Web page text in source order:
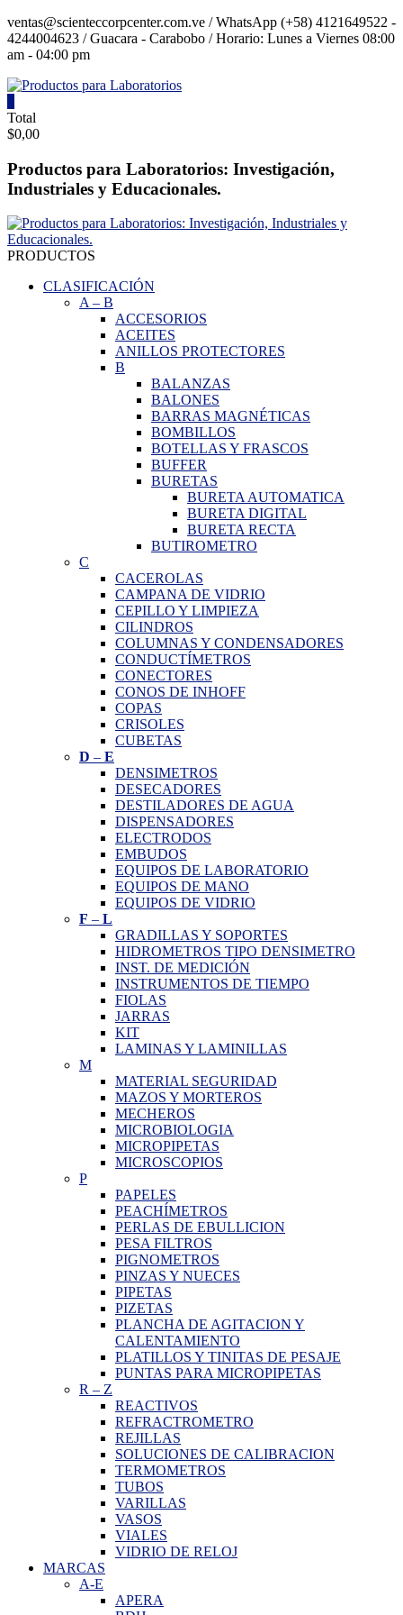
Saltar
contenido
ventas@scienteccorpcenter.com.ve / WhatsApp (+58) 4121649522 -
4244004623 / Guacara - Carabobo / Horario: Lunes a Viernes 08:00
am - 04:00 pm
Productos
para
Laboratorios
Investigación,
y
Educacionales.
Total
$0,00
Productos para Laboratorios: Investigación,
Industriales y Educacionales.
PRODUCTOS
CLASIFICACIÓN
A– B
ACCESORIOS
ACEITES
ANILLOS PROTECTORES
B
BALANZAS
BALONES
BARRAS MAGNÉTICAS
BOMBILLOS
BOTELLAS Y FRASCOS
BUFFER
BURETAS
BURETA AUTOMATICA
BURETA DIGITAL
BURETA RECTA
BUTIROMETRO
C
CACEROLAS
CAMPANA DE VIDRIO
CEPILLO Y LIMPIEZA
CILINDROS
COLUMNAS Y CONDENSADORES
CONDUCTÍMETROS
CONECTORES
CONOS DE INHOFF
COPAS
CRISOLES
CUBETAS
D – E
DENSIMETROS
DESECADORES
DESTILADORES DE AGUA
DISPENSADORES
ELECTRODOS
EMBUDOS
EQUIPOS DE LABORATORIO
EQUIPOS DE MANO
EQUIPOS DE VIDRIO
F – L
GRADILLAS Y SOPORTES
HIDROMETROS TIPO DENSIMETRO
INST. DE MEDICIÓN
INSTRUMENTOS DE TIEMPO
FIOLAS
JARRAS
KIT
LAMINAS Y LAMINILLAS
M
MATERIAL SEGURIDAD
MAZOS Y MORTEROS
MECHEROS
MICROBIOLOGIA
MICROPIPETAS
MICROSCOPIOS
P
PAPELES
PEACHÍMETROS
PERLAS DE EBULLICION
PESA FILTROS
PIGNOMETROS
PINZAS Y NUECES
PIPETAS
PIZETAS
PLANCHA DE AGITACION Y
CALENTAMIENTO
PLATILLOS Y TINITAS DE PESAJE
PUNTAS PARA MICROPIPETAS
R – Z
REACTIVOS
REFRACTROMETRO
REJILLAS
SOLUCIONES DE CALIBRACION
TERMOMETROS
TUBOS
VARILLAS
VASOS
VIALES
VIDRIO DE RELOJ
MARCAS
A-E
APERA